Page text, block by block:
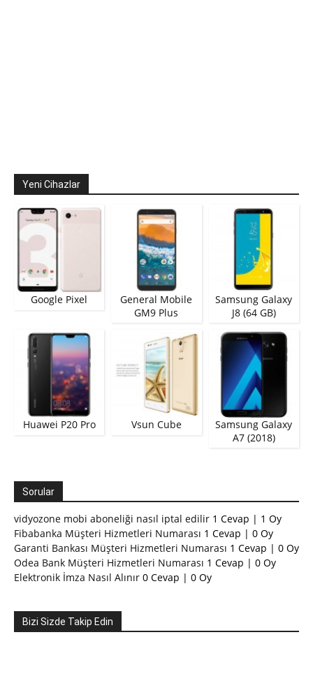
Yeni Cihazlar
Google Pixel
General Mobile
GM9 Plus
Samsung Galaxy
J8 (64 GB)
Huawei P20 Pro Vsun Cube
Samsung Galaxy
A7 (2018)
Sorular
vidyozone mobi aboneliği nasıl iptal edilir 1 Cevap | 1 Oy
Fibabanka Müşteri Hizmetleri Numarası 1 Cevap | 0 Oy
Garanti Bankası Müşteri Hizmetleri Numarası 1 Cevap | 0 Oy
Odea Bank Müşteri Hizmetleri Numarası 1 Cevap | 0 Oy
Elektronik İmza Nasıl Alınır 0 Cevap | 0 Oy
Bizi Sizde Takip Edin